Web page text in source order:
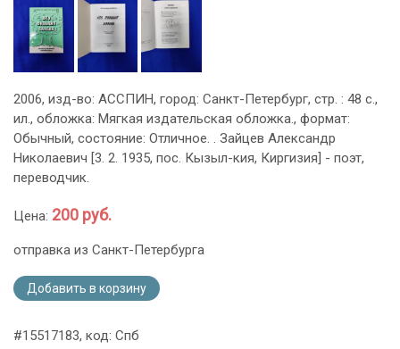
2006, изд-во: АССПИН, город: Санкт-Петербург, стр. : 48 с.,
ил., обложка: Мягкая издательская обложка., формат:
Обычный, состояние: Отличное. . Зайцев Александр
Николаевич [3. 2. 1935, пос. Кызыл-кия, Киргизия] - поэт,
переводчик.
Цена: 200 руб.
отправка из Санкт-Петербурга
Добавить в корзину
#15517183, код: Спб